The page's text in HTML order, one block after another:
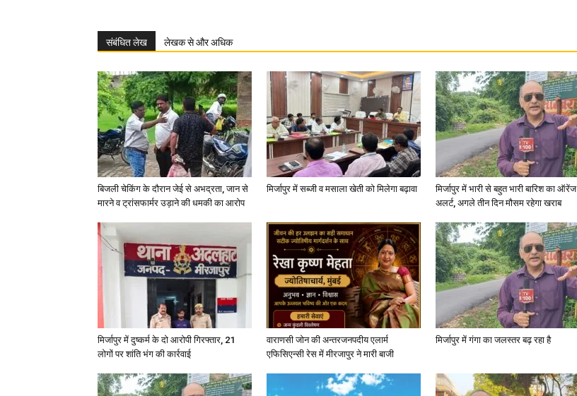
Paper
संबंधित लेख लेखक से और अधिक
बिजली चेकिंग के दौरान जेई से अभद्रता, जान से
मारने व ट्रांसफार्मर उड़ाने की धमकी का आरोप
मिर्जापुर में सब्जी व मसाला खेती को मिलेगा बढ़ावा
मिर्जापुर में भारी से बहुत भारी बारिश का ऑरेंज
अलर्ट, अगले तीन दिन मौसम रहेगा खराब
मिर्जापुर में दुष्कर्म के दो आरोपी गिरफ्तार, 21
लोगों पर शांति भंग की कार्रवाई
वाराणसी जोन की अन्तरजनपदीय एलार्म
एफिसिएन्सी रेस में मीरजापुर ने मारी बाजी
मिर्जापुर में गंगा का जलस्तर बढ़ रहा है